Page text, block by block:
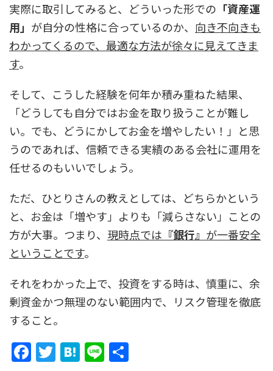
実際に取引してみると、どういった形での 「資産運
用」 が自分の性格に合っているのか、 向き不向きも
わかってくるので、最適な方法が徐々に見えてきま
す。
そして、こうした経験を何年か積み重ねた結果、
「どうしても自分ではお金を取り扱うことが難し
い。でも、どうにかしてお金を増やしたい！」と思
うのであれば、信頼できる実績のある会社に運用を
任せるのもいいでしょう。
ただ、ひとりさんの教えとしては、どちらかという
と、お金は「増やす」よりも「減らさない」ことの
方が大事。つまり、 現時点では 『銀行』 が一番安全
ということです。
それをわかった上で、投資をする時は、慎重に、余
剰資金かつ無理のない範囲内で、リスク管理を徹底
すること。
F T H Li